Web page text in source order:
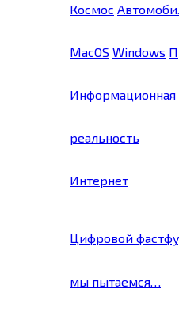
Космос
MacOS Windows
Информационная
реальность
Интернет
Цифровой
мы пытаемся…